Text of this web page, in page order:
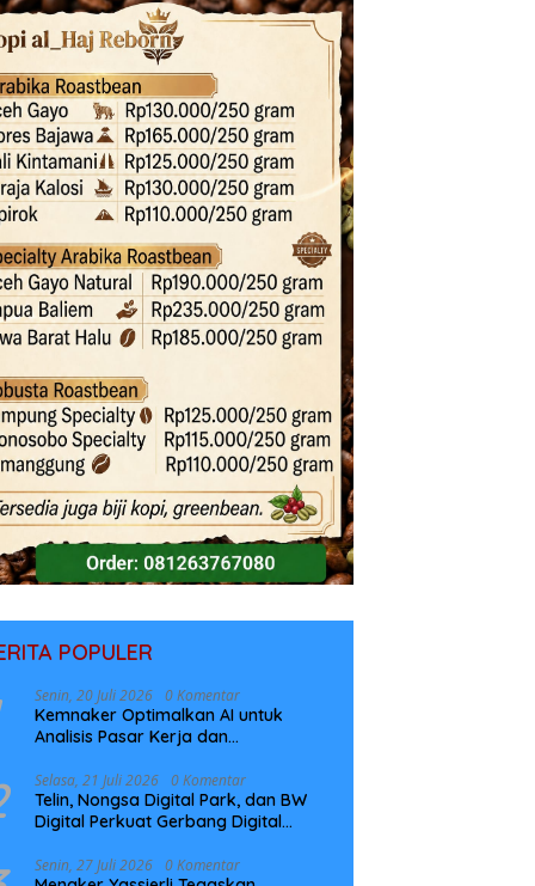
POPULER
Senin, 20 Juli 2026 0 Komentar
Kemnaker Optimalkan AI untuk
Analisis Pasar Kerja dan
Selasa, 21 Juli 2026 0 Komentar
Telin, Nongsa Digital Park, dan BW
Digital Perkuat Gerbang Digital
NCC
Senin, 27 Juli 2026 0 Komentar